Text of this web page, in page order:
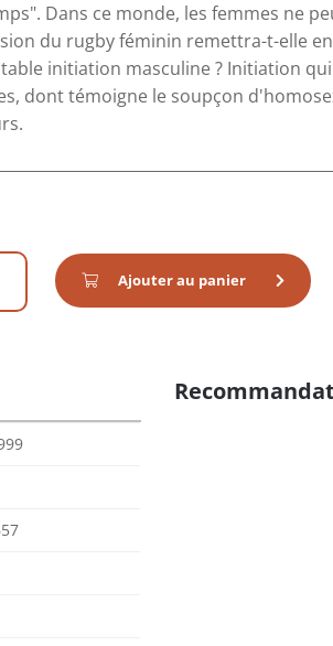
Dans ce monde, les femmes ne
du rugby féminin remettra-t-elle
initiation masculine ? Initiation
dont témoigne le soupçon
Ajouter au panier